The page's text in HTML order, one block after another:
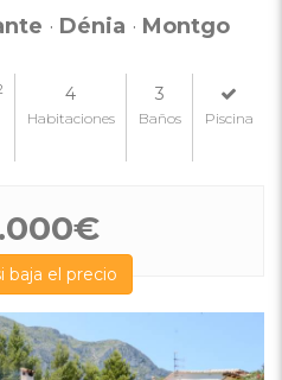
· Dénia · Montgo
4
Habitaciones
3
Baños Piscina
baja el precio